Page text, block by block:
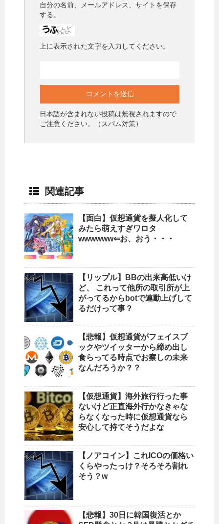
自分の名前、メールアドレス、サイトを保存
する。
上に表示された文字を入力してください。
日本語が含まれない投稿は無視されますので
ご注意ください。（スパム対策）
関連記事
【面白】仮想通貨を擬人化して
みたら萌えすぎワロタ
wwwwww⇐お、おう・・・
【リップル】BBの出来高低いけ
ど、 これって他所の取引所が上
がってるからbotで連動上げして
るだけって事？
【悲報】仮想通貨がフェイスブ
ックやツイッターから締め出し
食らってる時点でお察しの未来
なんだろうか？？
【仮想通貨】海外旅行行った事
ないけど正直海外行かなきゃな
らなくなった時に仮想通貨なら
安心して持てそうだよな
【ノアコイン】これICOの価格い
くらやったっけ？そろそろ割れ
そう？w
【悲報】30日に韓国復活とか